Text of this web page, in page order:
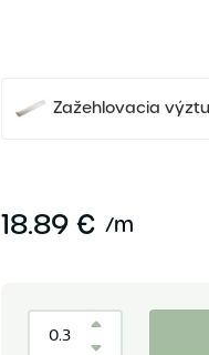
Zažehlovacia
18.89 € /m